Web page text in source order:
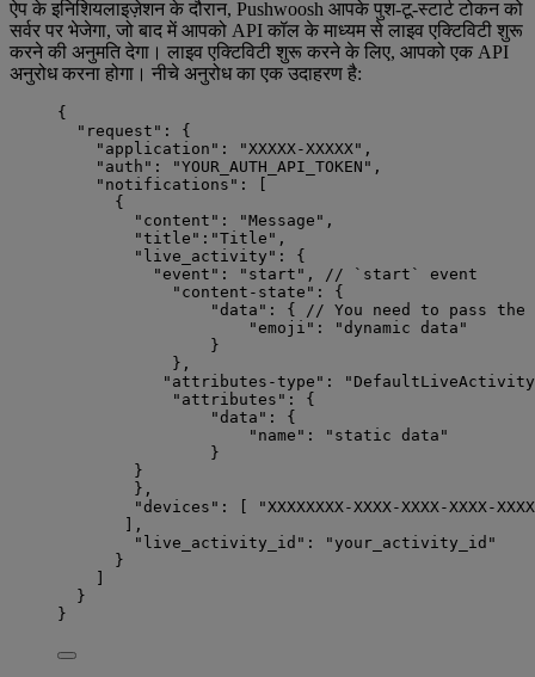
ऐप के इनिशियलाइज़ेशन के दौरान, Pushwoosh आपके पुश-टू-स्टार्ट टोकन को
सर्वर पर भेजेगा, जो बाद में आपको API कॉल के माध्यम से लाइव एक्टिविटी शुरू
करने की अनुमति देगा। लाइव एक्टिविटी शुरू करने के लिए, आपको एक API
अनुरोध करना होगा। नीचे अनुरोध का एक उदाहरण है:
{
"request" : {
"application" : " XXXXX-XXXXX" ,
"auth" : "YOUR_AUTH_API_TOKEN " ,
"notifications" : [
{
"content" : "Message " ,
"title" : "Title " ,
"live_activity" : {
"event" : " start " ,
// `start` event
"content-state" : {
"data" : {
// You need to pass
"emoji" : "dynamic data "
}
},
"attributes-type" : "
"attributes" : {
"data" : {
"name" : " static data "
}
}
},
"devices" : [ " XXXXXXXX-XXXX-XXXX-XXXX-
],
"live_activity_id" : " your_activity_id "
}
}
}